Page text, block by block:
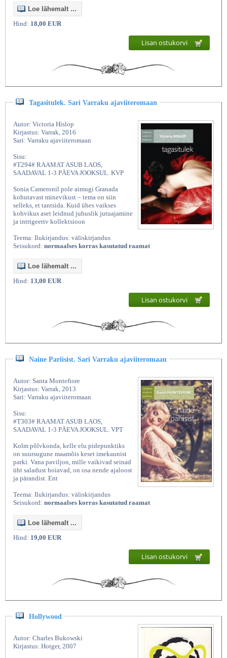
Loe lähemalt ...
Hind: 18,00 EUR
Lisan ostukorvi
Tagasitulek. Sari Varraku ajaviiteromaan
Autor: Victoria Hislop
Kirjastus: Varrak, 2016
Sari: Varraku ajaviiteromaan
Sisu:
#T294# RAAMAT ASUB LAOS,
SAADAVAL 1-3 PÄEVA JOOKSUL. KVP
Sonia Cameronil pole aimugi Granada
kohutavast minevikust – tema on siin
selleks, et tantsida. Kuid ühes vaikses
kohvikus aset leidnud juhuslik jutuajamine
ja intrigeeriv kollektsioon
Teema: Ilukirjandus: väliskirjandus
Seisukord: normaalses korras kasutatud raamat
Loe lähemalt ...
Hind: 13,00 EUR
Lisan ostukorvi
Naine Pariisist. Sari Varraku ajaviiteromaan
Autor: Santa Montefiore
Kirjastus: Varrak, 2013
Sari: Varraku ajaviiteromaan
Sisu:
#T303# RAAMAT ASUB LAOS,
SAADAVAL 1-3 PÄEVA JOOKSUL. VPT
Kolm põlvkonda, kelle elu pidepunktiks
on suursugune maamõis keset imekaunist
parki. Vana paviljon, mille vaikivad seinad
üht saladust hoiavad, on osa nende ajaloost
ja pärandist. Ent
Teema: Ilukirjandus: väliskirjandus
Seisukord: normaalses korras kasutatud raamat
Loe lähemalt ...
Hind: 19,00 EUR
Lisan ostukorvi
Hollywood
Autor: Charles Bukowski
Kirjastus: Hotger, 2007